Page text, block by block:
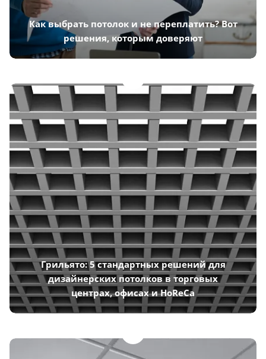
Как выбрать потолок и не переплатить? Вот
решения, которым доверяют
Грильято: 5 стандартных решений для
дизайнерских потолков в торговых
центрах, офисах и HoReCa